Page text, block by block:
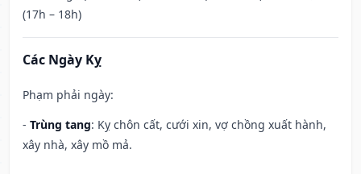
(17h – 18h)
Các Ngày Kỵ
Phạm phải ngày:
- Trùng tang: Kỵ chôn cất, cưới xin, vợ chồng xuất hành,
xây nhà, xây mồ mả.